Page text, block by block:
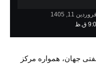
جهان، همواره مرکز